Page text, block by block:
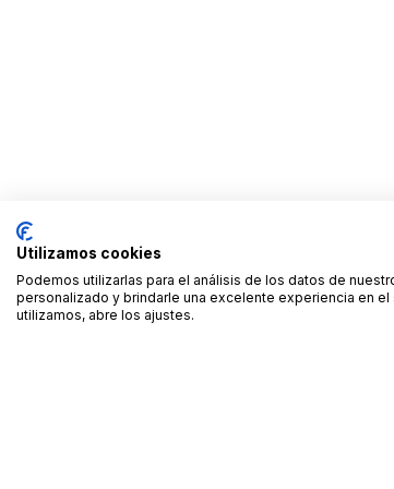
Utilizamos cookies
Podemos utilizarlas para el análisis de los datos de
personalizado y brindarle una excelente experiencia en
utilizamos, abre los ajustes.